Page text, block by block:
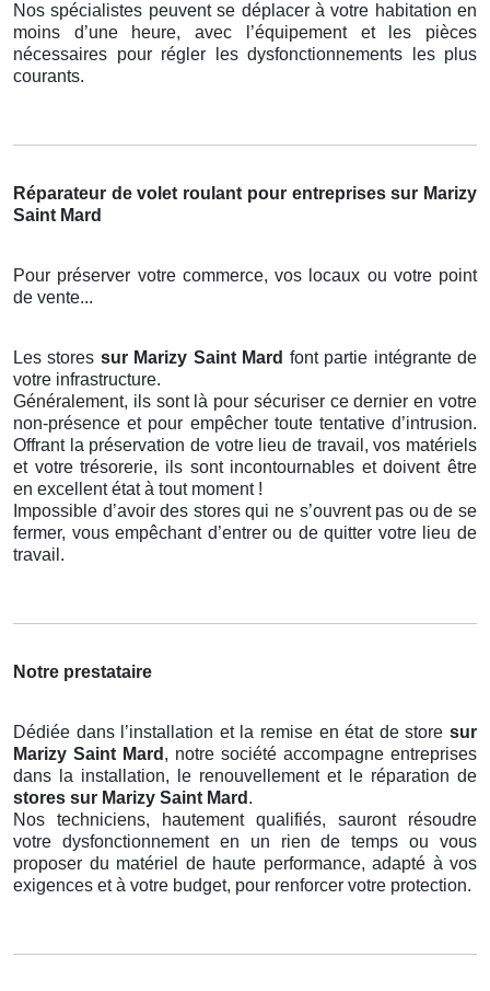
Nos spécialistes peuvent se déplacer à votre habitation en
moins d’une heure, avec l’équipement et les pièces
nécessaires pour régler les dysfonctionnements les plus
courants.
Réparateur de volet roulant pour entreprises sur Marizy
Saint Mard
Pour préserver votre commerce, vos locaux ou votre point
de vente...
Les stores sur Marizy Saint Mard font partie intégrante de
votre infrastructure.
Généralement, ils sont là pour sécuriser ce dernier en votre
non-présence et pour empêcher toute tentative d’intrusion.
Offrant la préservation de votre lieu de travail, vos matériels
et votre trésorerie, ils sont incontournables et doivent être
en excellent état à tout moment !
Impossible d’avoir des stores qui ne s’ouvrent pas ou de se
fermer, vous empêchant d’entrer ou de quitter votre lieu de
travail.
Notre prestataire
Dédiée dans l’installation et la remise en état de store sur
Marizy Saint Mard , notre société accompagne entreprises
dans la installation, le renouvellement et le réparation de
stores sur Marizy Saint Mard .
Nos techniciens, hautement qualifiés, sauront résoudre
votre dysfonctionnement en un rien de temps ou vous
proposer du matériel de haute performance, adapté à vos
exigences et à votre budget, pour renforcer votre protection.